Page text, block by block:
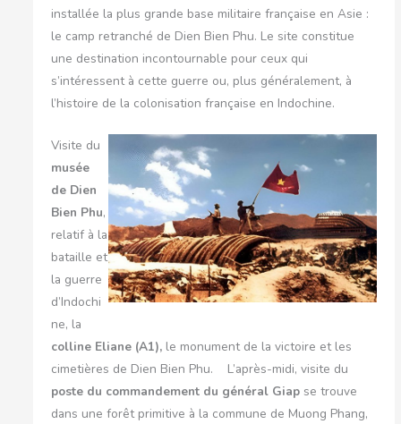
installée la plus grande base militaire française en Asie :
le camp retranché de Dien Bien Phu. Le site constitue
une destination incontournable pour ceux qui
s’intéressent à cette guerre ou, plus généralement, à
l’histoire de la colonisation française en Indochine.
Visite du
musée
de Dien
Bien Phu,
relatif à la
bataille et
la guerre
d’Indochi
ne, la
colline Eliane (A1), le monument de la victoire et les
cimetières de Dien Bien Phu.
L’après-midi, visite du
poste du commandement du général Giap se trouve
dans une forêt primitive à la commune de Muong Phang,